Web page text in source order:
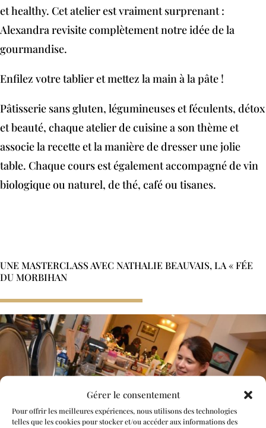
Gérer le consentement
Pour offrir les meilleures expériences, nous utilisons des technologies
telles que les cookies pour stocker et/ou accéder aux informations des
et healthy. Cet atelier est vraiment surprenant :
Alexandra revisite complètement notre idée de la
gourmandise.
Enfilez votre tablier et mettez la main à la pâte !
Pâtisserie sans gluten, légumineuses et féculents, détox
et beauté, chaque atelier de cuisine a son thème et
associe la recette et la manière de dresser une jolie
table. Chaque cours est également accompagné de vin
biologique ou naturel, de thé, café ou tisanes.
UNE MASTERCLASS AVEC NATHALIE BEAUVAIS, LA « FÉE
DU MORBIHAN